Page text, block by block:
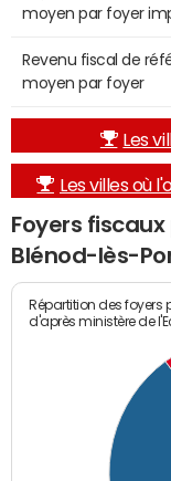
moyen par foyer
Revenu fiscal de
moyen par foyer
Les
Les villes où
Foyers
Blénod-lès-
Répartition des foyers
d'après ministère de